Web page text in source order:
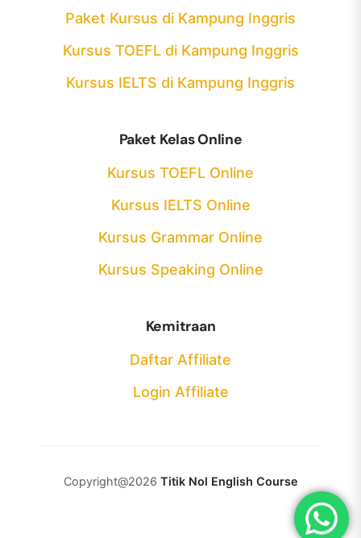
Paket Kursus di Kampung Inggris
Kursus TOEFL di Kampung Inggris
Kursus IELTS di Kampung Inggris
Paket Kelas Online
Kursus TOEFL Online
Kursus IELTS Online
Kursus Grammar Online
Kursus Speaking Online
Kemitraan
Daftar Affiliate
Login Affiliate
Copyright@2026 Titik Nol English Course